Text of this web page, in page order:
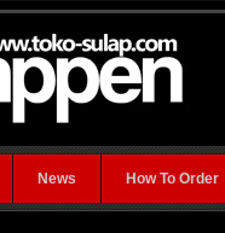
News How To Order